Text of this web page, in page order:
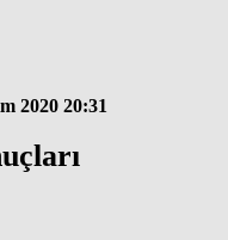
2020 20:31